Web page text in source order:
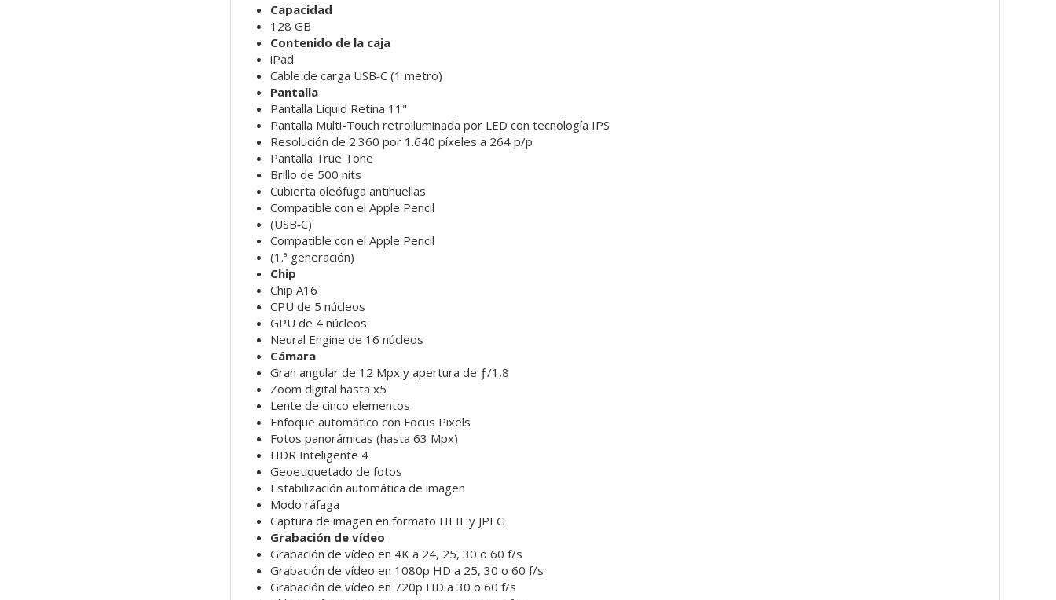
Capacidad
128 GB
Contenido de la caja
iPad
Cable de carga USB‑C (1 metro)
Pantalla
Pantalla Liquid Retina 11"
Pantalla Multi-Touch retroiluminada por LED con tecnología IPS
Resolución de 2.360 por 1.640 píxeles a 264 p/p
Pantalla True Tone
Brillo de 500 nits
Cubierta oleófuga antihuellas
Compatible con el Apple Pencil
(USB‑C)
Compatible con el Apple Pencil
(1.ª generación)
Chip
Chip A16
CPU de 5 núcleos
GPU de 4 núcleos
Neural Engine de 16 núcleos
Cámara
Gran angular de 12 Mpx y apertura de ƒ/1,8
Zoom digital hasta x5
Lente de cinco elementos
Enfoque automático con Focus Pixels
Fotos panorámicas (hasta 63 Mpx)
HDR Inteligente 4
Geoetiquetado de fotos
Estabilización automática de imagen
Modo ráfaga
Captura de imagen en formato HEIF y JPEG
Grabación de vídeo
Grabación de vídeo en 4K a 24, 25, 30 o 60 f/s
Grabación de vídeo en 1080p HD a 25, 30 o 60 f/s
Grabación de vídeo en 720p HD a 30 o 60 f/s